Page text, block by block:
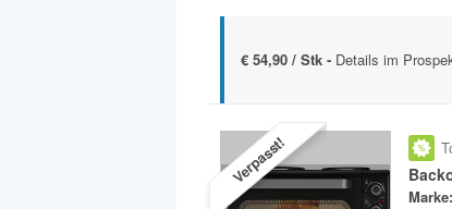
€ 54,90 / Stk - Details im
Verpasst!
Marke: